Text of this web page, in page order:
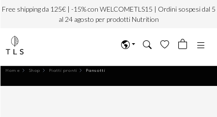
Free shipping da 125€ | -15% con WELCOMETLS15 | Ordini sospesi dal 5
al 24 agosto per prodotti Nutrition
Home Shop Piatti pronti Pansotti